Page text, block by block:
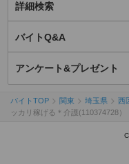
詳細検索
バイトQ&A
アンケート&プレゼント
バイトTOP 関東 埼玉県 西
ッカリ稼げる＊介護(110374728）